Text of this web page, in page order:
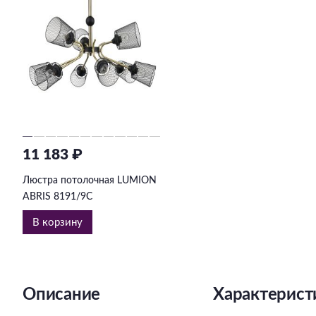
11 183 ₽
Люстра потолочная LUMION
ABRIS 8191/9C
В корзину
Описание